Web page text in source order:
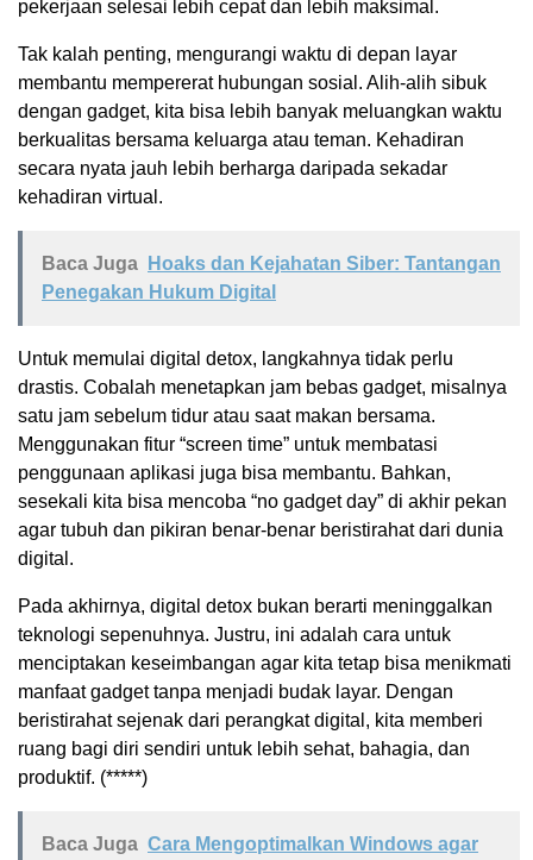
pekerjaan selesai lebih cepat dan lebih maksimal.
Tak kalah penting, mengurangi waktu di depan layar
membantu mempererat hubungan sosial. Alih-alih sibuk
dengan gadget, kita bisa lebih banyak meluangkan waktu
berkualitas bersama keluarga atau teman. Kehadiran
secara nyata jauh lebih berharga daripada sekadar
kehadiran virtual.
Baca Juga
Hoaks dan Kejahatan Siber: Tantangan
Penegakan Hukum Digital
Untuk memulai digital detox, langkahnya tidak perlu
drastis. Cobalah menetapkan jam bebas gadget, misalnya
satu jam sebelum tidur atau saat makan bersama.
Menggunakan fitur “screen time” untuk membatasi
penggunaan aplikasi juga bisa membantu. Bahkan,
sesekali kita bisa mencoba “no gadget day” di akhir pekan
agar tubuh dan pikiran benar-benar beristirahat dari dunia
digital.
Pada akhirnya, digital detox bukan berarti meninggalkan
teknologi sepenuhnya. Justru, ini adalah cara untuk
menciptakan keseimbangan agar kita tetap bisa menikmati
manfaat gadget tanpa menjadi budak layar. Dengan
beristirahat sejenak dari perangkat digital, kita memberi
ruang bagi diri sendiri untuk lebih sehat, bahagia, dan
produktif. (*****)
Baca Juga Cara Mengoptimalkan Windows agar